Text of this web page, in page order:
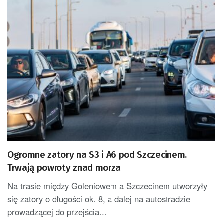
Ogromne zatory na S3 i A6 pod Szczecinem.
Trwają powroty znad morza
Na trasie między Goleniowem a Szczecinem utworzyły
się zatory o długości ok. 8, a dalej na autostradzie
prowadzącej do przejścia...